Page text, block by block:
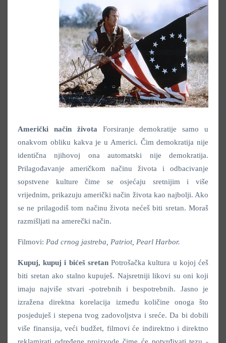
Američki način života Forsiranje demokratije samo u
onakvom obliku kakva je u Americi. Čim demokratija nije
identična njihovoj ona automatski nije demokratija.
Prilagođavanje američkom načinu života i odbacivanje
sopstvene kulture čime se osjećaju sretnijim i više
vrijednim, prikazuju američki način života kao najbolji. Ako
se ne prilagodiš tom načinu života nećeš biti sretan. Moraš
razmišljati na amerečki način.
Filmovi: Pad crnog jastreba, Patriot, Pearl Harbor.
Kupuj, kupuj i bićeš sretanPotrošačka kultura u kojoj ćeš
biti sretan ako stalno kupuješ. Najsretniji likovi su oni koji
imaju najviše stvari -potrebnih i bespotrebnih. Jasno je
izražena direktna korelacija između količine onoga što
posjeduješ i stepena tvog zadovoljstva i sreće. Da bi dobili
više finansija, veći budžet, filmovi će indirektno i direktno